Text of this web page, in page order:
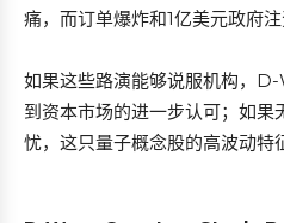
痛，而订单爆炸和1亿美元政府注
如果这些路演能够说服机构，
到资本市场的进一步认可；如果
忧，这只量子概念股的高波动特